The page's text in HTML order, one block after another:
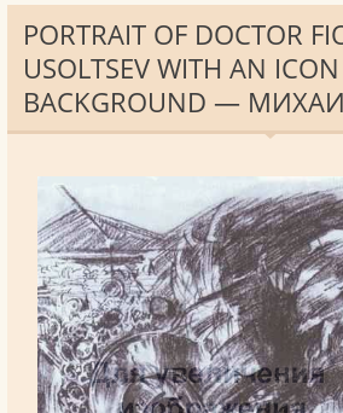
PORTRAIT OF DOCTOR
USOLTSEV WITH AN
BACKGROUND —